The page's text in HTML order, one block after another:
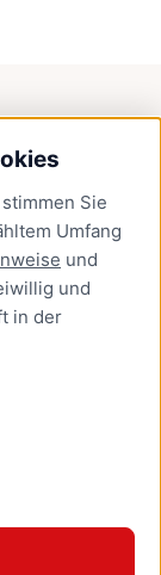
Sie
Umfang
und
und
in der